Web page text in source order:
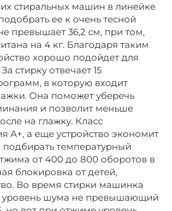
стиральных машин в линейке
ее к очень тесной
превышает 36,2 см, при том,
на 4 кг. Благодаря таким
хорошо подойдет для
стирку отвечает 15
в которую входит
Она поможет уберечь
и позволит меньше
на глажку. Класс
А+, а еще устройство экономит
температурный
от 400 до 800 оборотов в
блокировка от детей,
Во время стирки машинка
уровень шума не превышающий